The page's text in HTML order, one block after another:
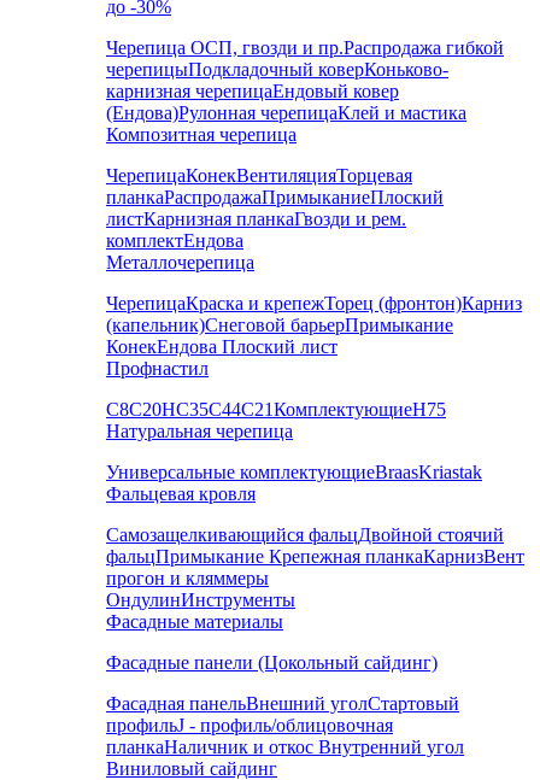
до -30%
Черепица ОСП, гвозди и пр.Распродажа гибкой
черепицыПодкладочный коверКоньково-
карнизная черепицаЕндовый ковер
(Ендова)Рулонная черепицаКлей и мастика
Композитная черепица
ЧерепицаКонекВентиляцияТорцевая
планкаРаспродажаПримыканиеПлоский
листКарнизная планкаГвозди и рем.
комплектЕндова
Металлочерепица
ЧерепицаКраска и крепежТорец (фронтон)Карниз
(капельник)Снеговой барьерПримыкание
КонекЕндова Плоский лист
Профнастил
С8С20НС35С44С21КомплектующиеН75
Натуральная черепица
Универсальные комплектующиеBraasKriastak
Фальцевая кровля
Самозащелкивающийся фальцДвойной стоячий
фальцПримыкание Крепежная планкаКарнизВент
прогон и кляммеры
ОндулинИнструменты
Фасадные материалы
Фасадные панели (Цокольный сайдинг)
Фасадная панельВнешний уголСтартовый
профильJ - профиль/облицовочная
планкаНаличник и откос Внутренний угол
Виниловый сайдинг